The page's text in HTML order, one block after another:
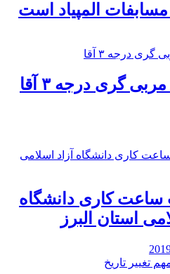
المپیاد است
گری درجه ۳ آقا
ساعت کاری دانشگاه
استان البرز